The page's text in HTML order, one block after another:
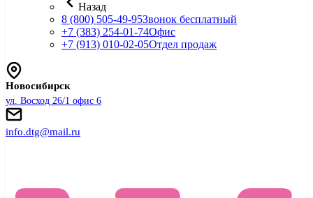
Назад
8 (800) 505-49-95Звонок бесплатный
+7 (383) 254-01-74Офис
+7 (913) 010-02-05Отдел продаж
Новосибирск
ул. Восход 26/1 офис 6
info.dtg@mail.ru